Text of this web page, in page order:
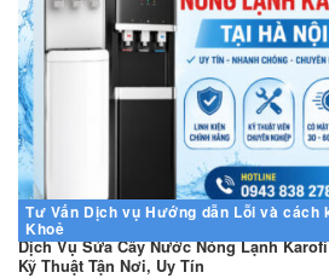
Tư Vấn Dịch vụ Hướng dẫn Lỗi và cách
Khoẻ
Dịch Vụ Sửa Cây Nước Nóng Lạnh
Kỹ Thuật Tận Nơi, Uy Tín